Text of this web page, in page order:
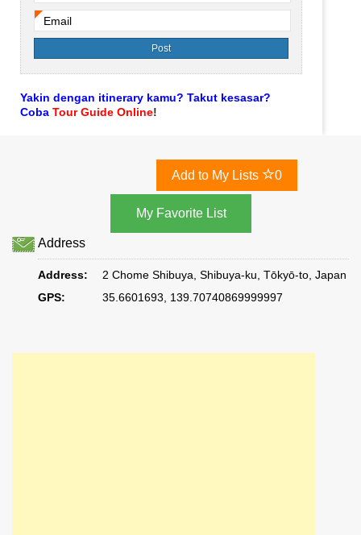
Email
Yakin dengan itinerary kamu? Takut kesasar?
Coba Tour Guide Online!
Add to My Lists 0
Address
Address:
2 Chome Shibuya, Shibuya-ku, Tōkyō-to, Japan
GPS:
35.6601693, 139.70740869999997